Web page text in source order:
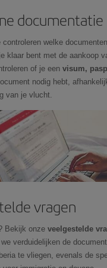
documentatie
controleren welke
klaar bent met de aankoop
of je een visum,
nodig hebt,
van je vlucht.
vragen
Bekijk onze veelgestelde
we verduidelijken de
te vliegen, evenals de